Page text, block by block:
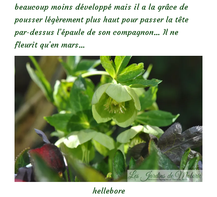
beaucoup moins développé mais il a la grâce de
pousser légèrement plus haut pour passer la tête
par-dessus l’épaule de son compagnon… Il ne
fleurit qu’en mars…
hellebore